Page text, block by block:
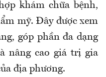
khám chữa bệnh,
mỹ. Đây được xem
góp phần đa dạng
nâng cao giá trị gia
địa phương.